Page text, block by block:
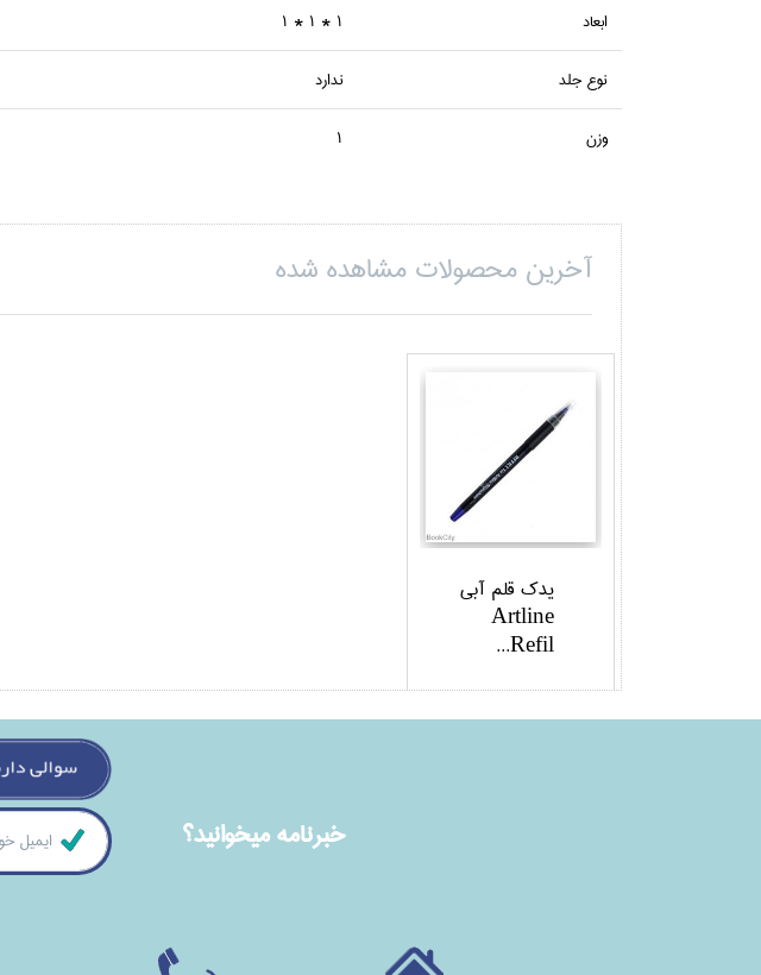
ابعاد 1 * 1 * 1
نوع جلد ندارد
وزن 1
آخرین محصولات مشاهده شده
يدك قلم آبي
Artline
Refil...
خبرنامه ميخوانيد؟